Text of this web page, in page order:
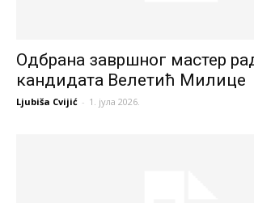
Одбрана завршног мастер
кандидата Велетић Милице
Ljubiša Cvijić - 1. јула 2026.